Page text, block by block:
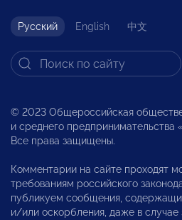
Русский English 中文
© 2023 Общероссийская
и среднего
Все права защищены.
Комментарии на сайте проходят
требованиям российского
публикуем сообщения,
и/или оскорбления, даже в случае